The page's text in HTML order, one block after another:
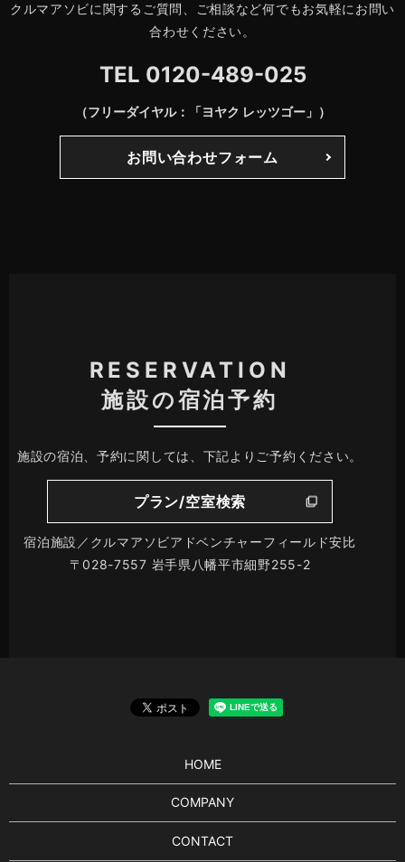
クルマアソビに関するご質問、ご相談など何でもお気軽にお問い
合わせください。
TEL 0120-489-025
（フリーダイヤル：「ヨヤク レッツゴー」）
お問い合わせフォーム
RESERVATION
施設の宿泊予約
施設の宿泊、予約に関しては、下記よりご予約ください。
プラン/空室検索
宿泊施設／クルマアソビアドベンチャーフィールド安比
〒028-7557 岩手県八幡平市細野255-2
HOME
COMPANY
CONTACT